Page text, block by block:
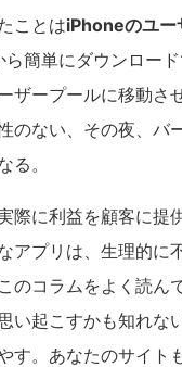
ことはiPhoneのユー
簡単にダウンロー
ザープールに移動さ
のない、その夜、バ
る。
際に利益を顧客に提
アプリは、生理的に
のコラムをよく読ん
い起こすかも知れな
す。あなたのサイ